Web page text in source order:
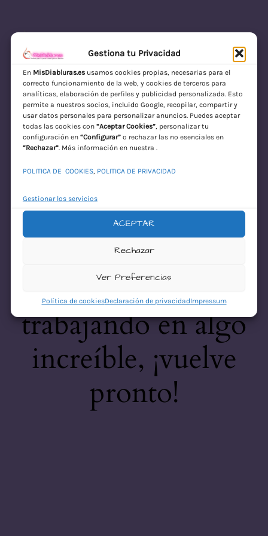
Gestiona tu Privacidad
En MisDiabluras.esusamos cookies propias, necesarias para el
correcto funcionamiento de la web, y cookies de terceros para
analíticas, elaboración de perfiles y publicidad personalizada. Esto
permite a nuestros socios, incluido Google, recopilar, compartir y
usar datos personales para personalizar anuncios. Puedes aceptar
todas las cookies con “Aceptar Cookies”, personalizar tu
configuración en “Configurar”o rechazar las no esenciales en
“Rechazar”. Más información en nuestra .
POLITICA DE COOKIES, POLITICA DE PRIVACIDAD
Gestionar los servicios
ACEPTAR
Rechazar
Ver Preferencias
Política de cookiesDeclaración de privacidadImpressum
MisDiabluras | Sexshop Online con Envío
Discreto en España
Acceder
¡Disculpa este
desastre! Estamos
trabajando en algo
increíble, ¡vuelve
pronto!